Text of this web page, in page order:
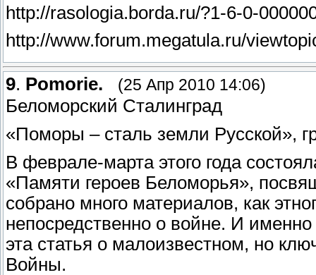
http://rasologia.borda.ru/?1-6-0-
http://www.forum.megatula.ru/
9. Pomorie. (25 Апр 2010 14:06)
Беломорский Сталинград
«Поморы – сталь земли Русской»,
В феврале-марта этого года
«Памяти героев Беломорья»,
собрано много материалов, как
непосредственно о войне. И
эта статья о малоизвестном, но
Войны.